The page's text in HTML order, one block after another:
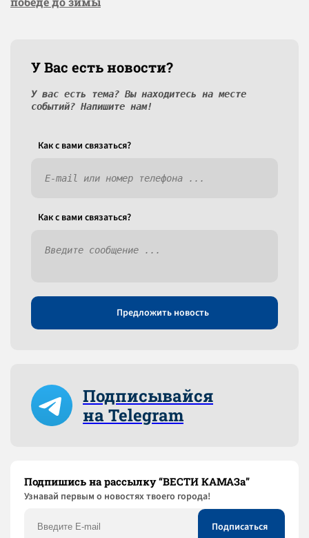
У Вас есть новости?
У вас есть тема? Вы находитесь на месте
событий? Напишите нам!
Как c вами связаться?
Как c вами связаться?
Предложить новость
Подписывайся
на Telegram
Подпишись на рассылку “ВЕСТИ КАМАЗа”
Узнaвай первым о новостях твоего города!